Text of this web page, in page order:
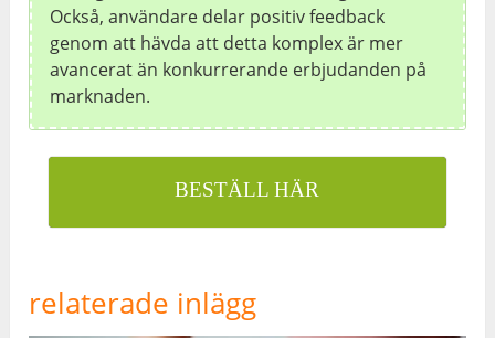
Också, användare delar positiv feedback
genom att hävda att detta komplex är mer
avancerat än konkurrerande erbjudanden på
marknaden.
BESTÄLL HÄR
relaterade inlägg